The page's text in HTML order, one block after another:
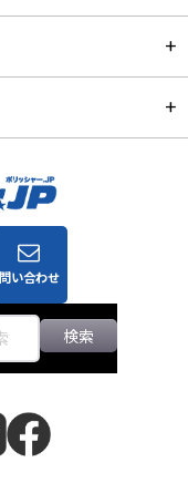
問い合わせ
検索